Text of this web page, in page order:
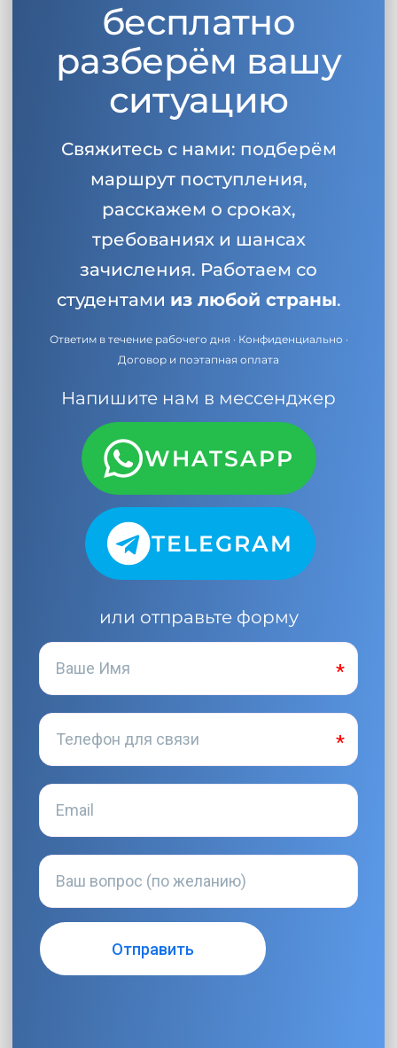
бесплатно
разберём вашу
ситуацию
Свяжитесь с нами: подберём
маршрут поступления,
расскажем о сроках,
требованиях и шансах
зачисления. Работаем со
студентами из любой страны.
Ответим в течение рабочего дня · Конфиденциально ·
Договор и поэтапная оплата
Напишите нам в мессенджер
WHATSAPP
TELEGRAM
или отправьте форму